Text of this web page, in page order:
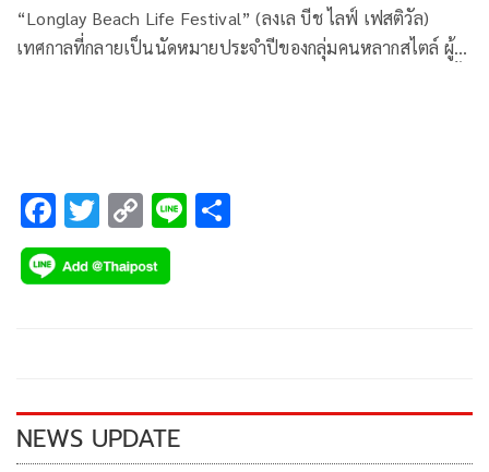
“Longlay Beach Life Festival” (ลงเล บีช ไลฟ์ เฟสติวัล)
เทศกาลที่กลายเป็นนัดหมายประจำปีของกลุ่มคนหลากสไตล์ ผู้
F
ac
e
k
T
wi
tt
C
o
p
k
Li
NEWS UPDATE